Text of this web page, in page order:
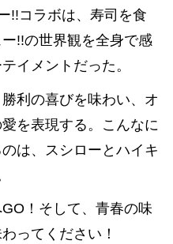
!!コラボは、寿司を食
!!の世界観を全身で感
イメントだった。
利の喜びを味わい、オ
を表現する。こんなに
は、スシローとハイキ
！そして、青春の味
ってください！